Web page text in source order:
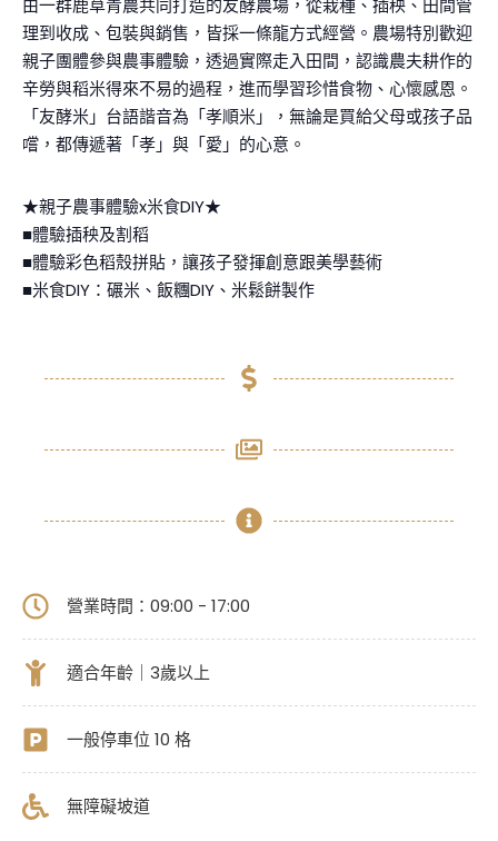
理到收成、包裝與銷售，皆採一條龍方式經營。農場特別歡迎
親子團體參與農事體驗，透過實際走入田間，認識農夫耕作的
辛勞與稻米得來不易的過程，進而學習珍惜食物、心懷感恩。
「友酵米」台語諧音為「孝順米」，無論是買給父母或孩子品
嚐，都傳遞著「孝」與「愛」的心意。
★親子農事體驗x米食DIY★
■體驗插秧及割稻
■體驗彩色稻殼拼貼，讓孩子發揮創意跟美學藝術
■米食DIY：碾米、飯糰DIY、米鬆餅製作
營業時間：09:00 - 17:00
適合年齡｜3歲以上
一般停車位 10 格
無障礙坡道